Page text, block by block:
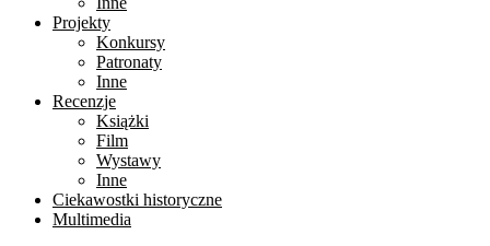
Projekty
Konkursy
Patronaty
Inne
Recenzje
Książki
Film
Wystawy
Inne
Ciekawostki historyczne
Multimedia